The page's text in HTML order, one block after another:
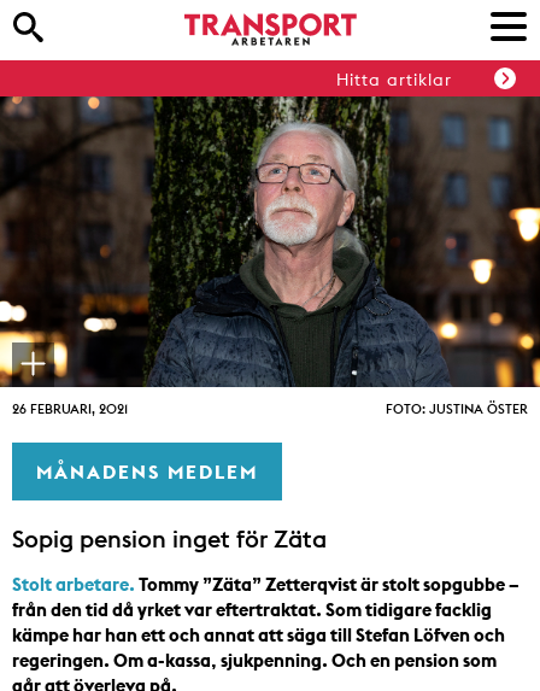
Hitta artiklar
26 FEBRUARI, 2021 FOTO: JUSTINA ÖSTER
MÅNADENS MEDLEM
Sopig pension inget för Zäta
Stolt arbetare. Tommy ”Zäta” Zetterqvist är stolt sopgubbe –
från den tid då yrket var eftertraktat. Som tidigare facklig
kämpe har han ett och annat att säga till Stefan Löfven och
regeringen. Om a-kassa, sjukpenning. Och en pension som
går att överleva på.